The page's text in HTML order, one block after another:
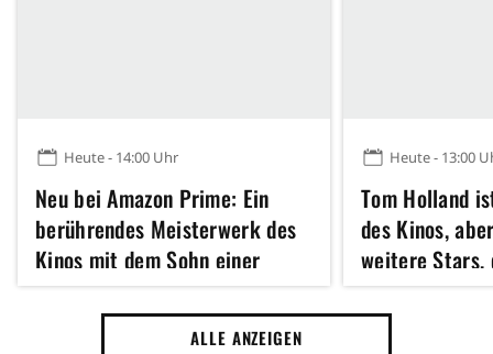
Heute - 14:00 Uhr
Neu bei Amazon Prime: Ein
berührendes Meisterwerk des
Kinos mit dem Sohn einer
verstorbenen
Schauspiellegende
Heute - 13:00
Tom Holland
des Kinos,
weitere
Man UND Die
mitspielen
ALLE ANZEIGEN